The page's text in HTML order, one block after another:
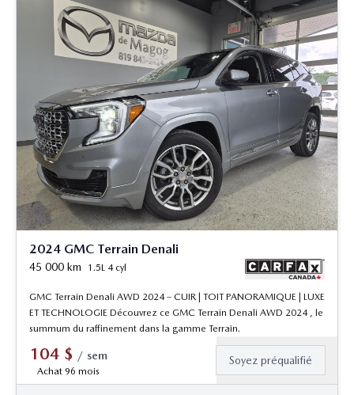
2024 GMC Terrain Denali
45 000 km 1.5L 4 cyl
GMC Terrain Denali AWD 2024 – CUIR | TOIT PANORAMIQUE | LUXE
ET TECHNOLOGIE Découvrez ce GMC Terrain Denali AWD 2024 , le
summum du raffinement dans la gamme Terrain.
104 $ / sem
Achat 96 mois
Soyez préqualifié